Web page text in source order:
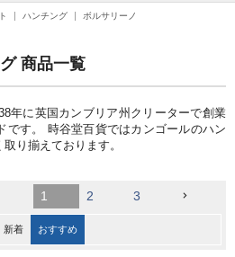
ハンチング ボルサリーノ
商品一覧
年に英国カンブリア州クリーターで創業
です。 時谷堂百貨ではカンゴールのハン
り揃えております。
新着 おすすめ
1 2 3